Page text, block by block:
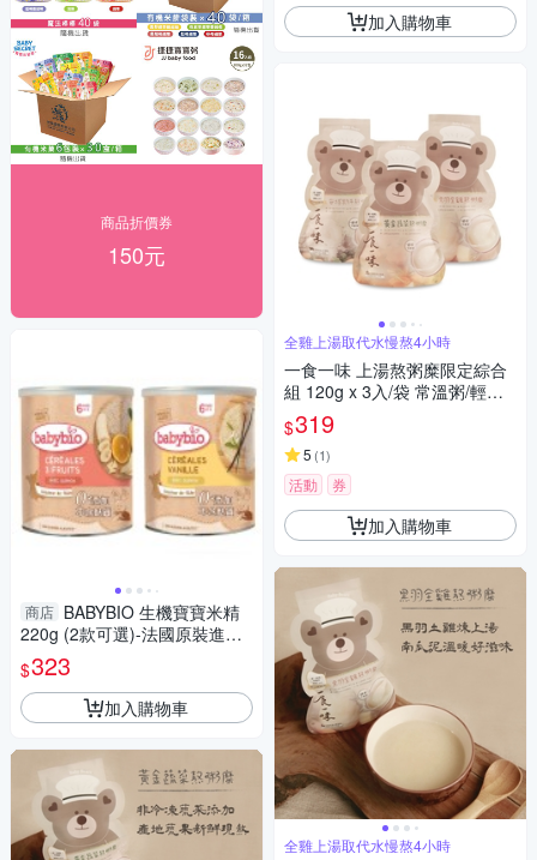
商品折價券
150元
商店 BABYBIO 生機寶寶米精
220g (2款可選)-法國原裝進口6
個月以上嬰幼兒專屬副食品
$323
加入購物車
加入購物車
全雞上湯取代水慢熬4小時
一食一味 上湯熬粥糜限定綜合
組 120g x 3入/袋 常溫粥/輕食
粥/寶寶粥/副食品
$319
5 (1)
活動 券
加入購物車
全雞上湯取代水慢熬4小時